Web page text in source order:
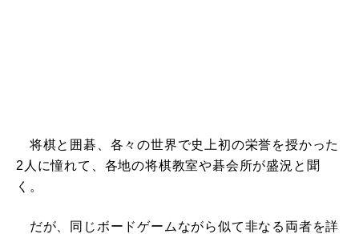
将棋と囲碁、各々の世界で史上初の栄誉を授かった
2人に憧れて、各地の将棋教室や碁会所が盛況と聞
く。
だが、同じボードゲームながら似て非なる両者を詳